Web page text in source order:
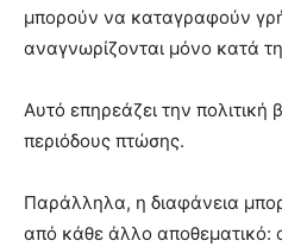
μπορούν να καταγραφούν
αναγνωρίζονται μόνο κατά
Αυτό επηρεάζει την
περιόδους πτώσης.
Παράλληλα, η διαφάνεια
από κάθε άλλο αποθεματικό: